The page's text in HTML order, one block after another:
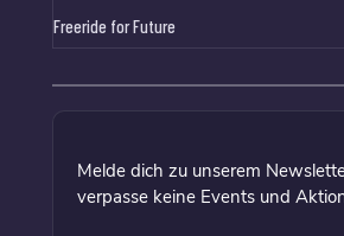
Freeride for Future
Melde dich zu unserem
verpasse keine Events und